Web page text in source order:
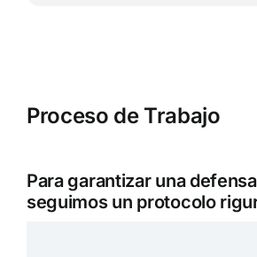
Proceso de Trabajo
Para garantizar una
seguimos un protocolo